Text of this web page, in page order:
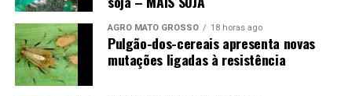
AGRO MATO GROSSO 18 horas ago
Pulgão-dos-cereais apresenta novas
mutações ligadas à resistência